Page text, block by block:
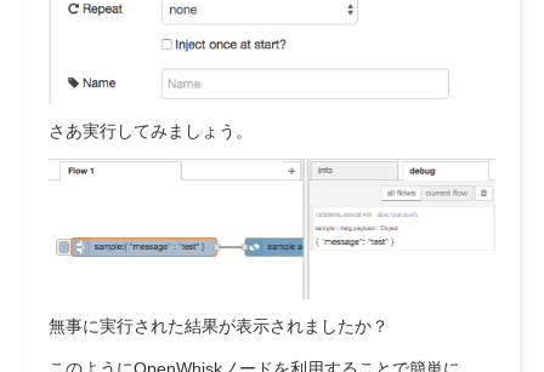
さあ実行してみましょう。
無事に実行された結果が表示されましたか？
このようにOpenWhiskノードを利用することで簡単に